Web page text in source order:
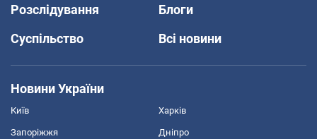
Розслідування
Блоги
Суспільство
Всі новини
Новини України
Київ Харків
Запоріжжя Дніпро